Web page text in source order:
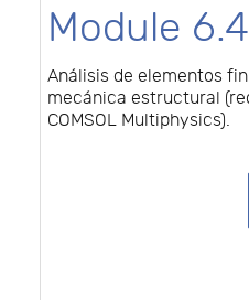
Module 6.4
Análisis de elementos
mecánica estructural
COMSOL Multiphysics).